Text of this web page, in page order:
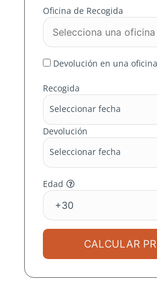
En MOMO
nos
buscar el
en miles de
para ti
Oficina de Recogida
Devolución en una
Recogida
Seleccionar fecha
Devolución
Seleccionar fecha
Edad
CALCULAR